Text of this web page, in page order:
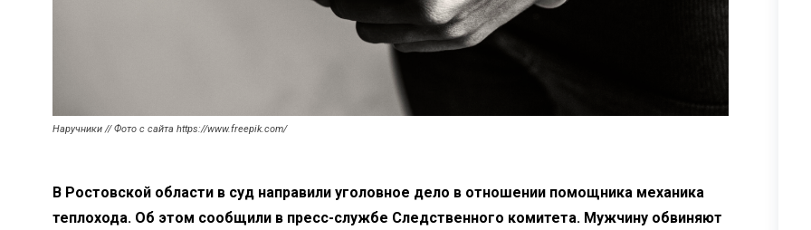
Наручники // Фото с сайта https://www.freepik.com/
В Ростовской области в суд направили уголовное дело в отношении помощника механика
теплохода. Об этом сообщили в пресс-службе Следственного комитета. Мужчину обвиняют